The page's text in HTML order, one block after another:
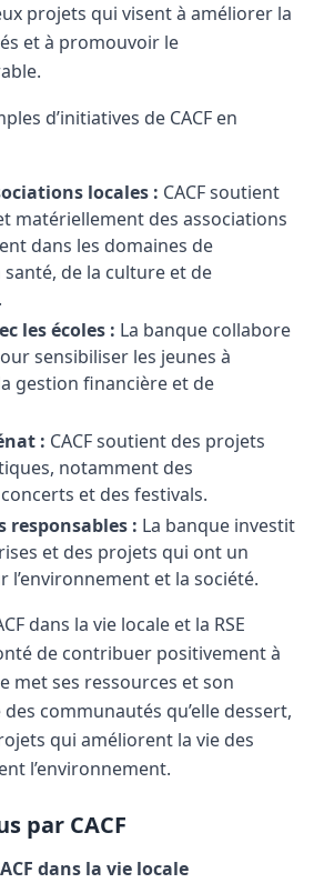
projets qui visent à améliorer la
et à promouvoir le
d’initiatives de CACF en
locales : CACF soutient
matériellement des associations
dans les domaines de
santé, de la culture et de
les écoles : La banque collabore
sensibiliser les jeunes à
gestion financière et de
: CACF soutient des projets
notamment des
et des festivals.
responsables : La banque investit
et des projets qui ont un
l’environnement et la société.
dans la vie locale et la RSE
de contribuer positivement à
met ses ressources et son
communautés qu’elle dessert,
qui améliorent la vie des
l’environnement.
par CACF
dans la vie locale